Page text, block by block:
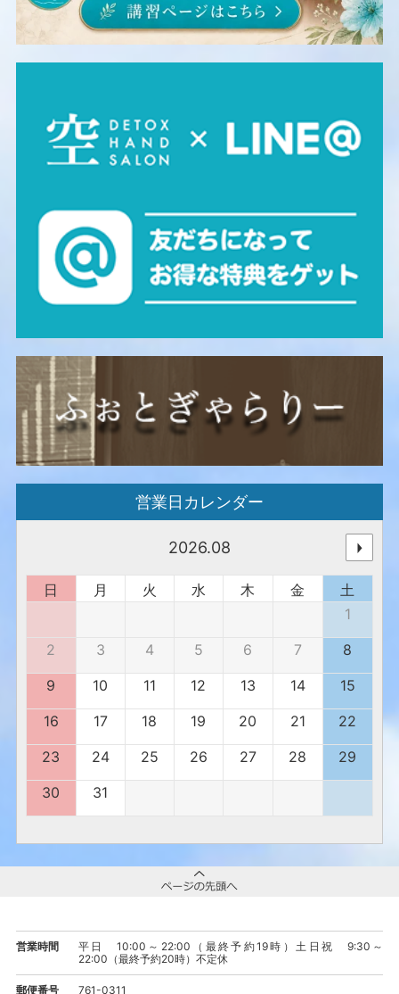
営業日カレンダー
2026.08
日 月 火 水 木 金
土
1
2
3 4 5 6 7
8
9
10 11 12 13 14
15
16
17 18 19 20 21
22
23
24 25 26 27 28
29
30
31
営業時間
平日 10:00～22:00（最終予約19時）土日祝 9:30～
22:00（最終予約20時）不定休
郵便番号 761-0311